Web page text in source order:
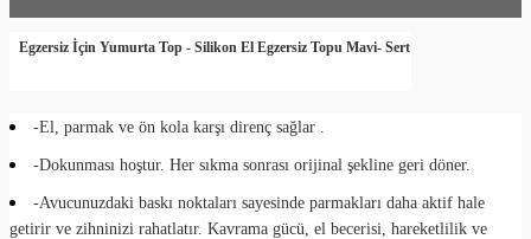
Egzersiz İçin Yumurta Top - Silikon El Egzersiz Topu Mavi- Sert
-El, parmak ve ön kola karşı direnç sağlar .
-Dokunması hoştur. Her sıkma sonrası orijinal şekline geri döner.
-Avucunuzdaki baskı noktaları sayesinde parmakları daha aktif hale
getirir ve zihninizi rahatlatır. Kavrama gücü, el becerisi, hareketlilik ve